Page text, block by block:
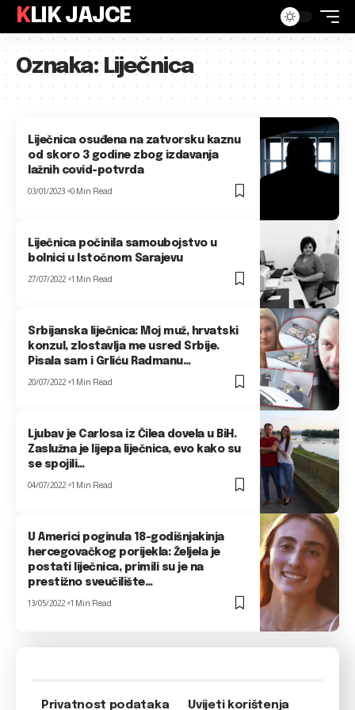
KLIK JAJCE
Oznaka:Liječnica
Liječnica osuđena na zatvorsku kaznu
od skoro 3 godine zbog izdavanja
lažnih covid-potvrda
03/01/2023 0 Min Read
Liječnica počinila samoubojstvo u
bolnici u Istočnom Sarajevu
27/07/2022 1 Min Read
Srbijanska liječnica: Moj muž, hrvatski
konzul, zlostavlja me usred Srbije.
Pisala sam i Grliću Radmanu…
20/07/2022 1 Min Read
Ljubav je Carlosa iz Čilea dovela u BiH.
Zaslužna je lijepa liječnica, evo kako su
se spojili…
04/07/2022 1 Min Read
U Americi poginula 18-godišnjakinja
hercegovačkog porijekla: Željela je
postati liječnica, primili su je na
prestižno sveučilište…
13/05/2022 1 Min Read
Privatnost podataka Uvijeti korištenja